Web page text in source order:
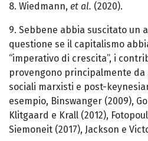
8. Wiedmann, et al. (2020).
9. Sebbene abbia suscitato un
questione se il capitalismo
“imperativo di crescita”, i
provengono principalmente da
sociali marxisti e post-
esempio, Binswanger (2009),
Klitgaard e Krall (2012),
Siemoneit (2017), Jackson e